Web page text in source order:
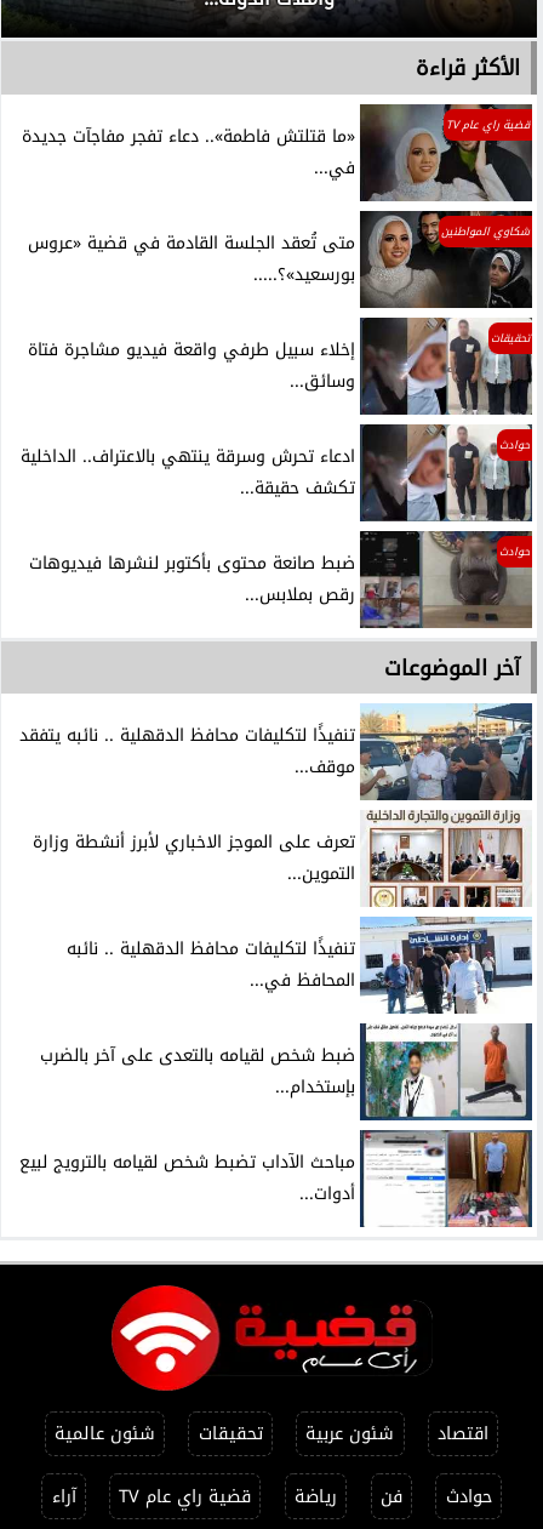
الأكثر قراءة
قضية راي عام TV
«ما قتلتش فاطمة».. دعاء تفجر مفاجآت جديدة
في...
شكاوي المواطنين
متى تُعقد الجلسة القادمة في قضية «عروس
بورسعيد»؟.....
تحقيقات
إخلاء سبيل طرفي واقعة فيديو مشاجرة فتاة
وسائق...
حوادث
ادعاء تحرش وسرقة ينتهي بالاعتراف.. الداخلية
تكشف حقيقة...
حوادث
ضبط صانعة محتوى بأكتوبر لنشرها فيديوهات
رقص بملابس...
آخر الموضوعات
تنفيذًا لتكليفات محافظ الدقهلية .. نائبه يتفقد
موقف...
تعرف على الموجز الاخباري لأبرز أنشطة وزارة
التموين...
تنفيذًا لتكليفات محافظ الدقهلية .. نائبه
المحافظ في...
ضبط شخص لقيامه بالتعدى على آخر بالضرب
بإستخدام...
مباحث الآداب تضبط شخص لقيامه بالترويج لبيع
أدوات...
اقتصاد شئون عربية تحقيقات
شئون عالمية
حوادث
فن رياضة قضية راي عام TV آراء